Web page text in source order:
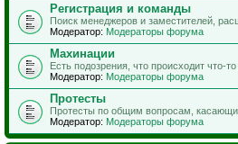
Регистрация и команды
Поиск менеджеров и заместителей,
Модератор: Модераторы форума
Махинации
Есть подозрения, что происходит что-
Модератор: Модераторы форума
Протесты
Протесты по общим вопросам,
Модератор: Модераторы форума